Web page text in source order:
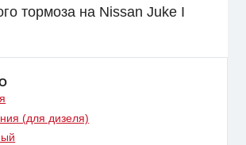
тормоза на Nissan Juke I
(для дизеля)